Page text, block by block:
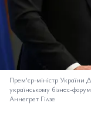
Прем’єр-міністр
українському бізнес-
Аннегрет Гілзе